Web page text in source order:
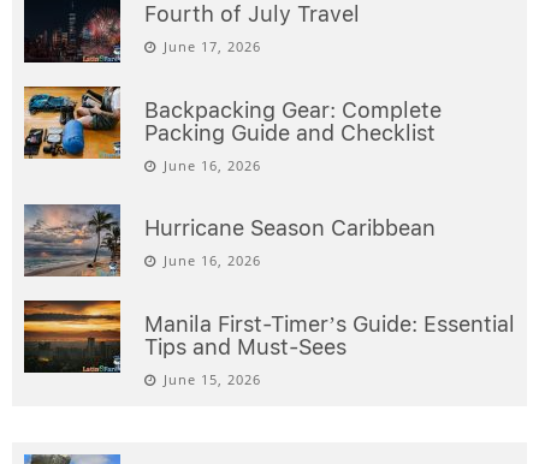
Fourth of July Travel
June 17, 2026
Backpacking Gear: Complete
Packing Guide and Checklist
June 16, 2026
Hurricane Season Caribbean
June 16, 2026
Manila First-Timer’s Guide: Essential
Tips and Must-Sees
June 15, 2026